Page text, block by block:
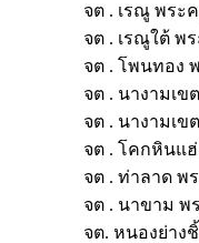
จต . เรณู พร
จต . เรณูใต้ พ
จต . โพนทอง
จต . นางามเ
จต . นางามเ
จต . โคกหินแ
จต . ท่าลาด
จต . นาขาม
จต. หนองย่า